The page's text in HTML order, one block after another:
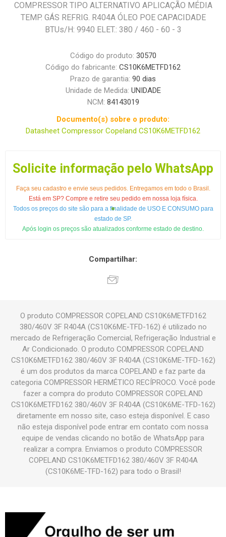
COMPRESSOR TIPO ALTERNATIVO APLICAÇÃO MÉDIA
TEMP. GÁS REFRIG. R404A ÓLEO POE CAPACIDADE
BTUs/H: 9940 ELET.: 380 / 460 - 60 - 3
Código do produto: 30570
Código do fabricante: CS10K6METFD162
Prazo de garantia: 90 dias
Unidade de Medida: UNIDADE
NCM: 84143019
Documento(s) sobre o produto:
Datasheet Compressor Copeland CS10K6METFD162
Solicite informação pelo WhatsApp
Faça seu cadastro e envie seus pedidos. Entregamos em todo o Brasil.
Está em SP? Compre e retire seu pedido em nossa loja física.
Todos os preços do site são para a finalidade de USO E CONSUMO para
estado de SP.
Após login os preços são atualizados conforme estado de destino.
Compartilhar:
O produto COMPRESSOR COPELAND CS10K6METFD162
380/460V 3F R404A (CS10K6ME-TFD-162) é utilizado no
mercado de Refrigeração Comercial, Refrigeração Industrial e
Ar Condicionado. O produto COMPRESSOR COPELAND
CS10K6METFD162 380/460V 3F R404A (CS10K6ME-TFD-162)
é um dos produtos da marca COPELAND e faz parte da
categoria COMPRESSOR HERMÉTICO RECÍPROCO. Você pode
fazer a compra do produto COMPRESSOR COPELAND
CS10K6METFD162 380/460V 3F R404A (CS10K6ME-TFD-162)
diretamente em nosso site, caso esteja disponível. E caso
não esteja disponível pode entrar em contato com nossa
equipe de vendas clicando no botão de WhatsApp para
realizar a compra. Enviamos o produto COMPRESSOR
COPELAND CS10K6METFD162 380/460V 3F R404A
(CS10K6ME-TFD-162) para todo o Brasil!